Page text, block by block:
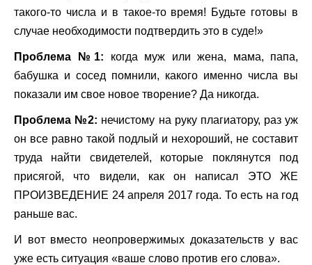
такого-то числа и в такое-то время! Будьте готовы в
случае необходимости подтвердить это в суде!»
Проблема №1: когда муж или жена, мама, папа,
бабушка и сосед помнили, какого именно числа вы
показали им свое новое творение? Да никогда.
Проблема №2: нечистому на руку плагиатору, раз уж
он все равно такой подлый и нехороший, не составит
труда найти свидетелей, которые поклянутся под
присягой, что видели, как он написал ЭТО ЖЕ
ПРОИЗВЕДЕНИЕ 24 апреля 2017 года. То есть на год
раньше вас.
И вот вместо неопровержимых доказательств у вас
уже есть ситуация «ваше слово против его слова».